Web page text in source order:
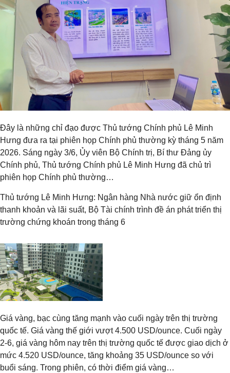
Đây là những chỉ đạo được Thủ tướng Chính phủ Lê Minh
Hưng đưa ra tại phiên họp Chính phủ thường kỳ tháng 5 năm
2026. Sáng ngày 3/6, Ủy viên Bộ Chính trị, Bí thư Đảng ủy
Chính phủ, Thủ tướng Chính phủ Lê Minh Hưng đã chủ trì
phiên họp Chính phủ thường…
Thủ tướng Lê Minh Hưng: Ngân hàng Nhà nước giữ ổn định
thanh khoản và lãi suất, Bộ Tài chính trình đề án phát triển thị
trường chứng khoán trong tháng 6
Giá vàng, bạc cùng tăng mạnh vào cuối ngày trên thị trường
quốc tế. Giá vàng thế giới vượt 4.500 USD/ounce. Cuối ngày
2-6, giá vàng hôm nay trên thị trường quốc tế được giao dịch ở
mức 4.520 USD/ounce, tăng khoảng 35 USD/ounce so với
buổi sáng. Trong phiên, có thời điểm giá vàng…